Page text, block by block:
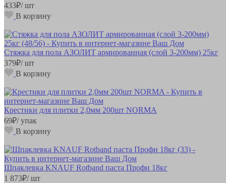
433₽/ шт
В корзину
Стяжка для пола АЗОЛИТ армированная (слой 3-200мм) 25кг
379₽/ шт
В корзину
Крестики для плитки 2,0мм 200шт NORMA
69₽/ упак
В корзину
Шпаклевка KNAUF Rotband паста Профи 18кг
1 873₽/ шт